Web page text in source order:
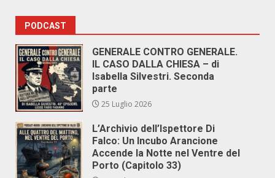
PODCAST
GENERALE CONTRO GENERALE.
IL CASO DALLA CHIESA – di
Isabella Silvestri. Seconda
parte
25 Luglio 2026
L’Archivio dell’Ispettore Di
Falco: Un Incubo Arancione
Accende la Notte nel Ventre del
Porto (Capitolo 33)